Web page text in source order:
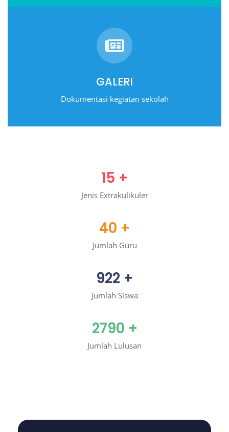
GALERI
Dokumentasi kegiatan sekolah
15 +
Jenis Extrakulikuler
40 +
Jumlah Guru
922 +
Jumlah Siswa
2790 +
Jumlah Lulusan